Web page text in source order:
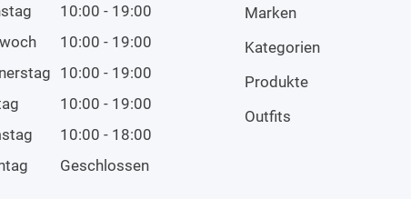
10:00 - 19:00
10:00 - 19:00
10:00 - 19:00
10:00 - 19:00
10:00 - 18:00
Geschlossen
Marken
Kategorien
Produkte
Outfits